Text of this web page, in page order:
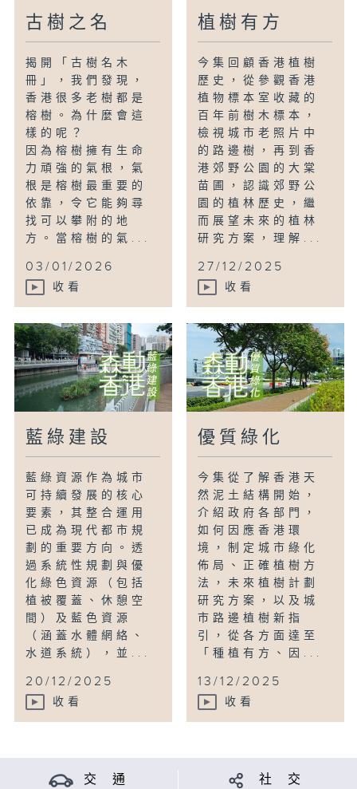
古樹之名
揭開「古樹名木
冊」，我們發現，
香港很多老樹都是
榕樹。為什麼會這
樣的呢？
因為榕樹擁有生命
力頑強的氣根，氣
根是榕樹最重要的
依靠，令它能夠尋
找可以攀附的地
方。當榕樹的氣...
03/01/2026
收看
植樹有方
今集回顧香港植樹
歷史，從參觀香港
植物標本室收藏的
百年前樹木標本，
檢視城市老照片中
的路邊樹，再到香
港郊野公園的大棠
苗圃，認識郊野公
園的植林歷史，繼
而展望未來的植林
研究方案，理解...
27/12/2025
收看
藍綠建設
藍綠資源作為城市
可持續發展的核心
要素，其整合運用
已成為現代都市規
劃的重要方向。透
過系統性規劃與優
化綠色資源（包括
植被覆蓋、休憩空
間）及藍色資源
（涵蓋水體網絡、
水道系統），並...
20/12/2025
收看
優質綠化
今集從了解香港天
然泥土結構開始，
介紹政府各部門，
如何因應香港環
境，制定城市綠化
佈局、正確植樹方
法，未來植樹計劃
研究方案，以及城
市路邊植樹新指
引，從各方面達至
「種植有方、因...
13/12/2025
收看
交 通 社 交